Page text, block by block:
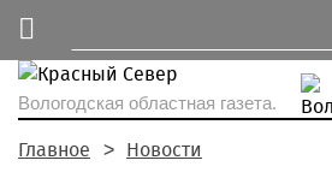
Вологодская областная газета.
Главное Новости